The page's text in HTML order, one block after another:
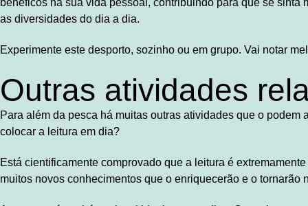
benéficos na sua vida pessoal, contribuindo para que se
as diversidades do dia a dia.
Experimente este desporto, sozinho ou em grupo. Vai notar
Outras atividades
Para além da pesca há muitas outras atividades que o
colocar a leitura em dia?
Está cientificamente comprovado que a leitura é
muitos novos conhecimentos que o enriquecerão e o tornarão